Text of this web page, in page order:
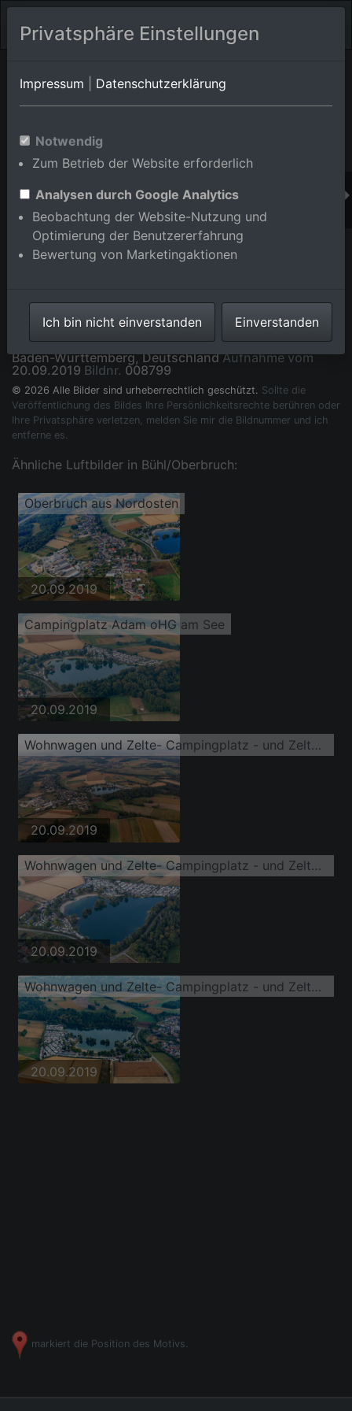
Orts-Album von Bühl/Oberbruch
Württemberg,Deutschland
Im Shop bestellen
Oberbruch aus Nordosten in Bühl im Bundesland
Baden-Württemberg, DeutschlandAufnahme vom
20.09.2019 Bildnr. 008799
© 2026 Alle Bilder sind urheberrechtlich geschützt. Sollte die
Veröffentlichung des Bildes Ihre Persönlichkeitsrechte berühren oder
Ihre Privatsphäre verletzen, melden Sie mir die Bildnummer und ich
entferne es.
Ähnliche Luftbilder in Bühl/Oberbruch:
Oberbruch aus Nordosten
20.09.2019
Campingplatz Adam oHG am See
20.09.2019
Wohnwagen und Zelte- Campingplatz - und Zeltplatz Adam oHG
20.09.2019
Wohnwagen und Zelte- Campingplatz - und Zeltplatz Adam oHG
20.09.2019
Wohnwagen und Zelte- Campingplatz - und Zeltplatz Adam oHG
20.09.2019
markiert die Position des Motivs.
Privatsphäre Einstellungen
Impressum Datenschutzerklärung
Notwendig
Zum Betrieb der Website erforderlich
Analysen durch Google Analytics
Beobachtung der Website-Nutzung und
Optimierung der Benutzererfahrung
Bewertung von Marketingaktionen
Ich bin nicht einverstanden Einverstanden